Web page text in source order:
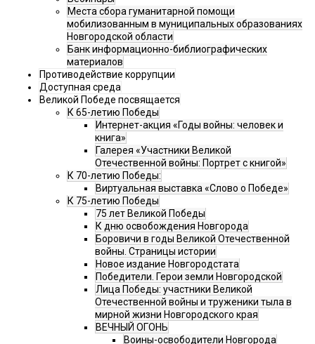
Места сбора гуманитарной помощи
мобилизованным в муниципальных образованиях
Новгородской области
Банк информационно-библиографических
материалов
Противодействие коррупции
Доступная среда
Великой Победе посвящается
К 65-летию Победы
Интернет-акция «Годы войны: человек и
книга»
Галерея «Участники Великой
Отечественной войны: Портрет с книгой»
К 70-летию Победы:
Виртуальная выставка «Слово о Победе»
К 75-летию Победы
75 лет Великой Победы
К дню освобождения Новгорода
Боровичи в годы Великой Отечественной
войны. Страницы истории
Новое издание Новгородстата
Победители. Герои земли Новгородской
Лица Победы: участники Великой
Отечественной войны и труженики тыла в
мирной жизни Новгородского края
ВЕЧНЫЙ ОГОНЬ
Воины-освободители Новгорода